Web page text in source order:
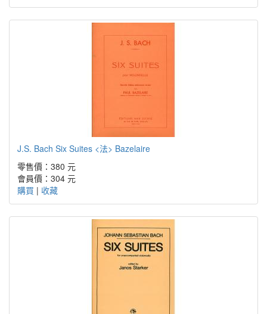
J.S. Bach Six Suites <法> Bazelaire
零售價：380 元
會員價：304 元
購買 | 收藏